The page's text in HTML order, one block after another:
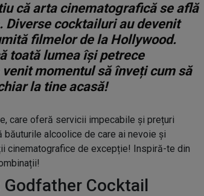
că arta cinematografică se află
cocktailuri au devenit
filmelor de la Hollywood.
toată lumea își petrece
momentul să înveți cum să
la tine acasă!
care oferă servicii impecabile și prețuri
băuturile alcoolice de care ai nevoie și
cinematografice de excepție! Inspiră-te din
Cocktail